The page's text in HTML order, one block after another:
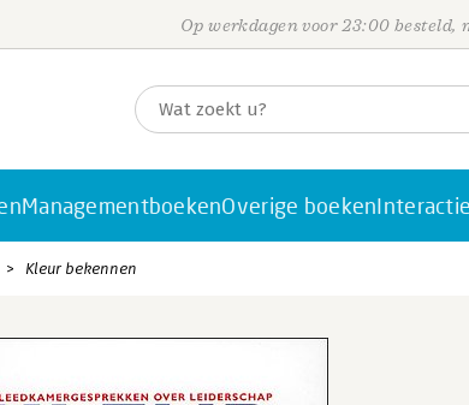
Op werkdagen voor 23:00 besteld,
ManagementboekenOverige boeken
Kleur bekennen